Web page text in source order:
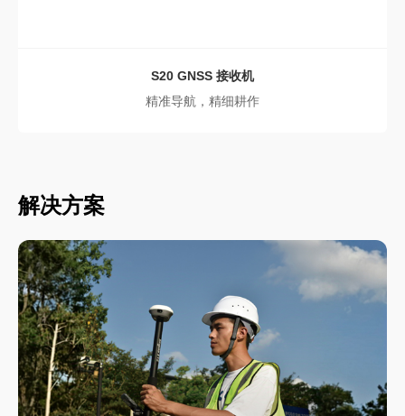
S20 GNSS 接收机
精准导航，精细耕作
解决方案